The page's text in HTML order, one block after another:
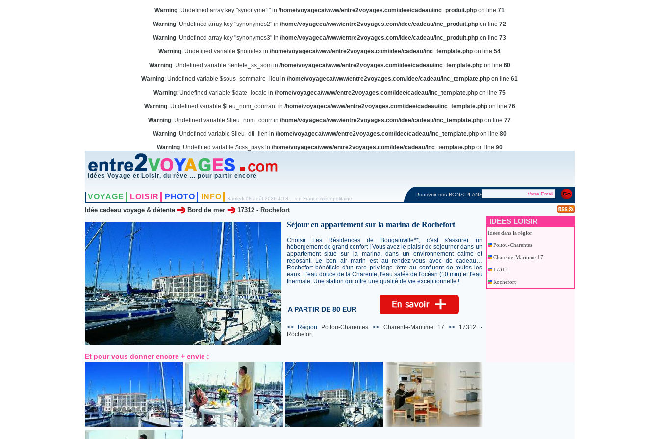
Warning: Undefined array key "synonyme1" in /home/voyageca/www/entre2voyages.com/idee/cadeau/inc_produit.php on line 71
Warning: Undefined array key "synonymes2" in /home/voyageca/www/entre2voyages.com/idee/cadeau/inc_produit.php on line 72
Warning: Undefined array key "synonymes3" in /home/voyageca/www/entre2voyages.com/idee/cadeau/inc_produit.php on line 73
Warning: Undefined variable $noindex in /home/voyageca/www/entre2voyages.com/idee/cadeau/inc_template.php on line 54
Warning: Undefined variable $entete_ss_som in /home/voyageca/www/entre2voyages.com/idee/cadeau/inc_template.phpon line 60
Warning: Undefined variable $sous_sommaire_lieu in /home/voyageca/www/entre2voyages.com/idee/cadeau/inc_template.php on line 61
Warning: Undefined variable $date_locale in /home/voyageca/www/entre2voyages.com/idee/cadeau/inc_template.php on line 75
Warning: Undefined variable $lieu_nom_courrant in /home/voyageca/www/entre2voyages.com/idee/cadeau/inc_template.phpon line 76
Warning: Undefined variable $lieu_nom_courr in /home/voyageca/www/entre2voyages.com/idee/cadeau/inc_template.php on line 77
Warning: Undefined variable $lieu_dtl_lien in /home/voyageca/www/entre2voyages.com/idee/cadeau/inc_template.phpon line 80
Warning: Undefined variable $css_pays in /home/voyageca/www/entre2voyages.com/idee/cadeau/inc_template.phpon line 90
Idées Voyage et Loisir, du rêve ... pour partir encore
VOYAGE LOISIR PHOTO INFO Samedi 08 août 2026 4:13 ... en France métropolitaine
Recevoir nos BONS PLANS
Idée cadeau voyage & détente Bord de mer 17312- Rochefort
IDEES LOISIR
Idées dans la région
Poitou-Charentes
Charente-Maritime 17
17312
Rochefort
Séjour en appartement sur la marina de Rochefort
Choisir Les Résidences de Bougainville**, c'est s'assurer un
hébergement de grand confort ! Vous avez le plaisir de séjourner dans un
appartement situé sur la marina, dans un environnement calme et
reposant. Le bon air marin est au rendez-vous avec de cadeau…
Rochefort bénéficie d'un rare privilège :être au confluent de toutes les
eaux. L'eau douce de la Charente, l'eau salée de l'océan (10 min) et l'eau
thermale. Une station qui offre une qualité de vie exceptionnelle !
A PARTIR DE 80 EUR
>> Région Poitou-Charentes >> Charente-Maritime 17 >> 17312 -
Rochefort
Et pour vous donner encore + envie :